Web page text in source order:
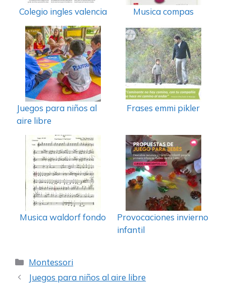
Colegio ingles valencia Musica compas
Juegos para niños al
aire libre
Frases emmi pikler
Musica waldorf fondo
Provocaciones invierno
infantil
Categorías
Montessori
Juegos para niños al aire libre